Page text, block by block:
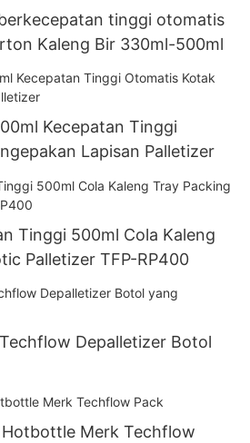
tinggi otomatis
Kaleng Bir 330ml-500ml
Kecepatan Tinggi
Lapisan Palletizer
Tinggi 500ml Cola Kaleng
Palletizer TFP-RP400
Depalletizer Botol
Merk Techflow